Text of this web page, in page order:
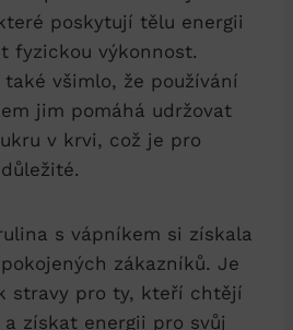
poskytují tělu energii
fyzickou výkonnost.
všimlo, že používání
jim pomáhá udržovat
v krvi, což je pro
s vápníkem si získala
zákazníků. Je
stravy pro ty, kteří chtějí
získat energii pro svůj